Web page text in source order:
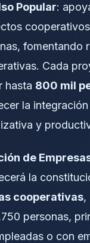
Popular:
fomentando
Cada
hasta 800 mil
la integración
y
de
la
cooperativas,
personas,
o con